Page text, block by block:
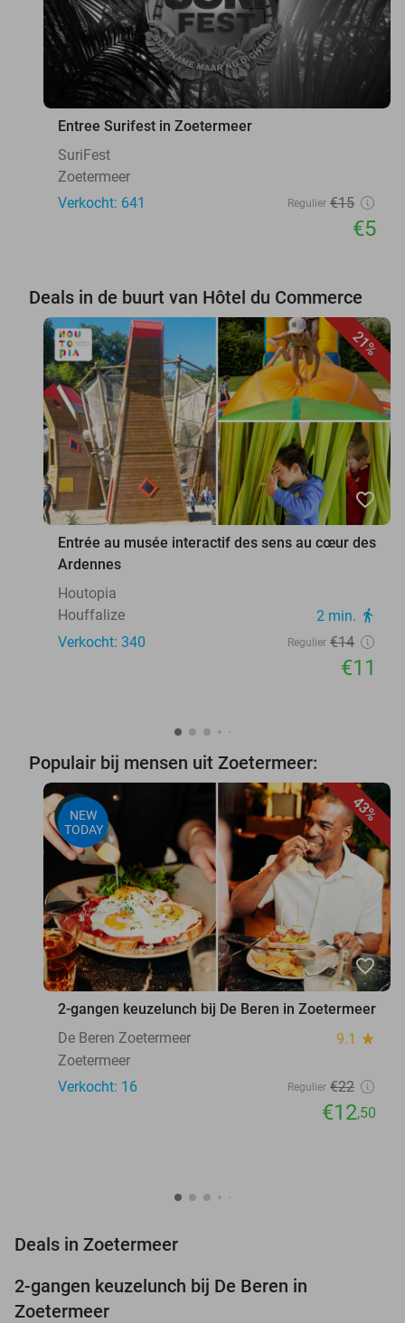
Entree Surifest in Zoetermeer
SuriFest
Zoetermeer
Verkocht: 641
Regulier €15
€5
Deals in de buurt van Hôtel du Commerce
21%
favorite_border
Entrée au musée interactif des sens au cœur des
Ardennes
Houtopia
Houffalize
2 min. directions_walk
Verkocht: 340 Regulier €14
€11
Populair bij mensen uit Zoetermeer:
43%
NEW
TODAY
favorite_border
2-gangen keuzelunch bij De Beren in Zoetermeer
De Beren Zoetermeer
9.1 star
Zoetermeer
Verkocht: 16
Regulier €22
€12,50
Deals in Zoetermeer
NEW
TODAY
2-gangen keuzelunch bij De Beren in
Zoetermeer